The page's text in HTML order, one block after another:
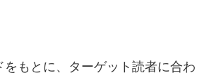
をもとに、ターゲット読者に合わ